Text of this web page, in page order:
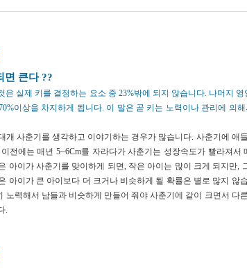
면 큰다 ??
은 실제 키를 결정하는 요소 중 23%밖에 되지 않습니다. 나머지 영
이상을 차지하게 됩니다. 이 말은 곧 키는 노력이나 관리에 의
개 사춘기를 생각하고 이야기하는 경우가 많습니다. 사춘기에 애
전에는 매년 5~6Cm를 자라다가 사춘기는 성장속도가 빨라져서
아이가 사춘기를 맞이하게 되면, 작은 아이는 많이 크게 되지만,
아이가 큰 아이보다 더 크거나 비슷하게 될 확률은 별로 많지 않
노력해서 남들과 비슷하게 만들어 줘야 사춘기에 같이 크면서 다
.